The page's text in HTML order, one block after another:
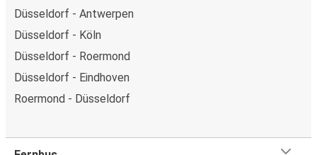
Düsseldorf - Antwerpen
Düsseldorf - Köln
Düsseldorf - Roermond
Düsseldorf - Eindhoven
Roermond - Düsseldorf